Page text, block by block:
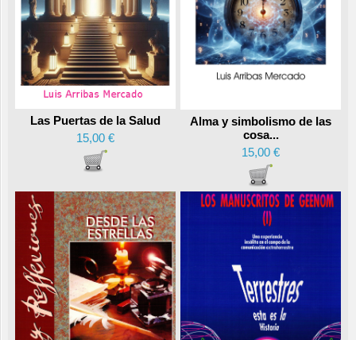
Las Puertas de la Salud
15,00 €
Alma y simbolismo de las
cosa...
15,00 €